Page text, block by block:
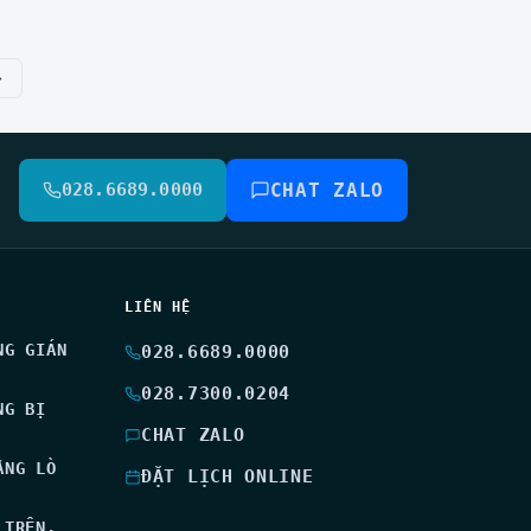
028.6689.0000 CHAT ZALO
GIÁN
BỊ
LÒ
LIÊN HỆ
028.6689.0000
028.7300.0204
CHAT ZALO
ĐẶT LỊCH ONLINE